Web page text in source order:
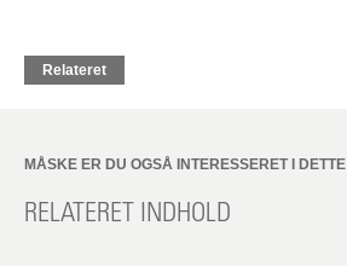
Relateret
MÅSKE ER DU OGSÅ INTERESSERET I DETTE
RELATERET INDHOLD